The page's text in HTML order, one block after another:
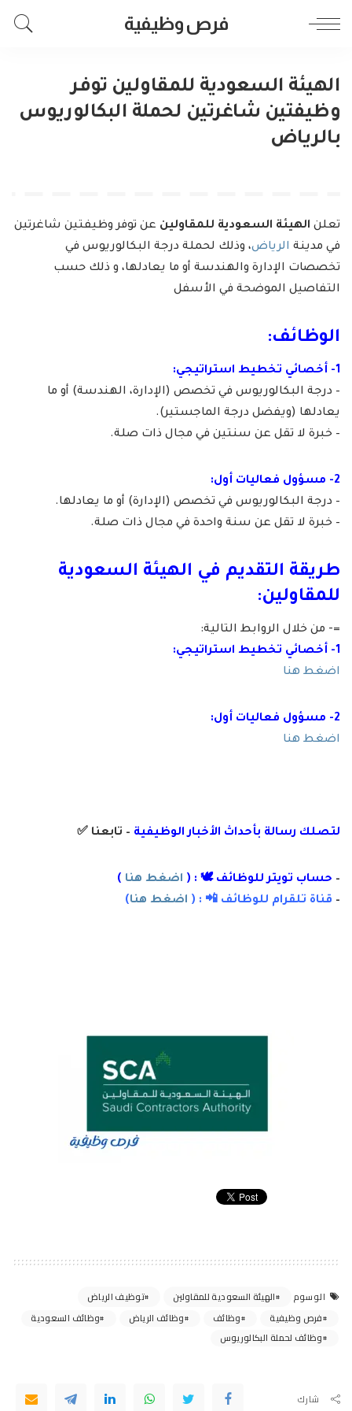
فرص وظيفية
الهيئة السعودية للمقاولين توفر
وظيفتين شاغرتين لحملة البكالوريوس
بالرياض
تعلن الهيئة السعودية للمقاولين عن توفر وظيفتين شاغرتين
في مدينة الرياض، وذلك لحملة درجة البكالوريوس في
تخصصات الإدارة والهندسة أو ما يعادلها، و ذلك حسب
التفاصيل الموضحة في الأسفل
الوظائف:
1- أخصائي تخطيط استراتيجي:
– درجة البكالوريوس في تخصص (الإدارة، الهندسة) أو ما
يعادلها (ويفضل درجة الماجستير).
– خبرة لا تقل عن سنتين في مجال ذات صلة.
2- مسؤول فعاليات أول:
– درجة البكالوريوس في تخصص (الإدارة) أو ما يعادلها.
– خبرة لا تقل عن سنة واحدة في مجال ذات صلة.
طريقة التقديم في الهيئة السعودية
للمقاولين:
=- من خلال الروابط التالية:
1- أخصائي تخطيط استراتيجي:
اضغط هنا
2- مسؤول فعاليات أول:
اضغط هنا
لتصلك رسالة بأحداث الأخبار الوظيفية – تابعنا ✅
– حساب تويتر للوظائف 🕊 : ( اضغط هنا )
– قناة تلقرام للوظائف 📲 : ( اضغط هنا)
الوسوم الهيئة السعودية للمقاولين
توظيف الرياض
فرص وظيفية
وظائف وظائف الرياض
وظائف السعودية
وظائف لحملة البكالوريوس
شارك